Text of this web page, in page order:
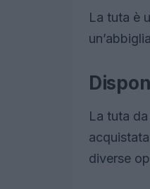
La tuta è
La tuta
diverse